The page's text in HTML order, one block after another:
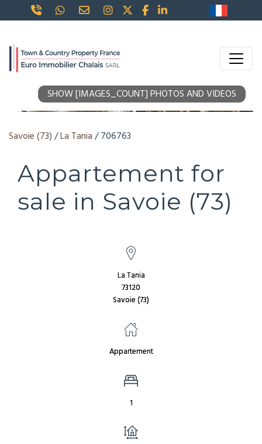
SHOW [IMAGES_COUNT] PHOTOS AND VIDEOS
Savoie (73)/La Tania/ 706763
Appartement for
sale in Savoie (73)
La Tania
73120
Savoie (73)
Appartement
1